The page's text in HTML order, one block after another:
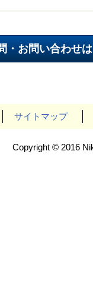
サイトマップ
Copyright © 2016